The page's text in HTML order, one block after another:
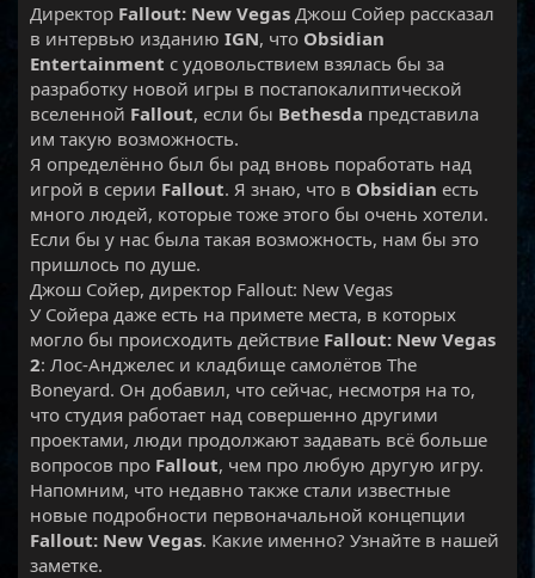
Директор Fallout: New Vegas Джош Сойер рассказал
в интервью изданию IGN, что Obsidian
Entertainment с удовольствием взялась бы за
разработку новой игры в постапокалиптической
вселенной Fallout, если бы Bethesda представила
им такую возможность.
Я определённо был бы рад вновь поработать над
игрой в серии Fallout. Я знаю, что в Obsidian есть
много людей, которые тоже этого бы очень хотели.
Если бы у нас была такая возможность, нам бы это
пришлось по душе.
Джош Сойер, директор Fallout: New Vegas
У Сойера даже есть на примете места, в которых
могло бы происходить действие Fallout: New Vegas
2: Лос-Анджелес и кладбище самолётов The
Boneyard. Он добавил, что сейчас, несмотря на то,
что студия работает над совершенно другими
проектами, люди продолжают задавать всё больше
вопросов про Fallout, чем про любую другую игру.
Напомним, что недавно также стали известные
новые подробности первоначальной концепции
Fallout: New Vegas. Какие именно? Узнайте в нашей
заметке.​